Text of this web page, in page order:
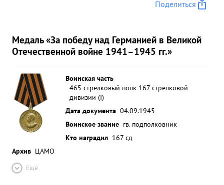
Поделиться
Медаль «За победу над Германией в Великой
Отечественной войне 1941–1945 гг.»
Воинская часть
465 стрелковый полк 167 стрелковой
дивизии (I)
Дата документа 04.09.1945
Воинское звание гв. подполковник
Кто наградил 167 сд
Архив ЦАМО
Ещё